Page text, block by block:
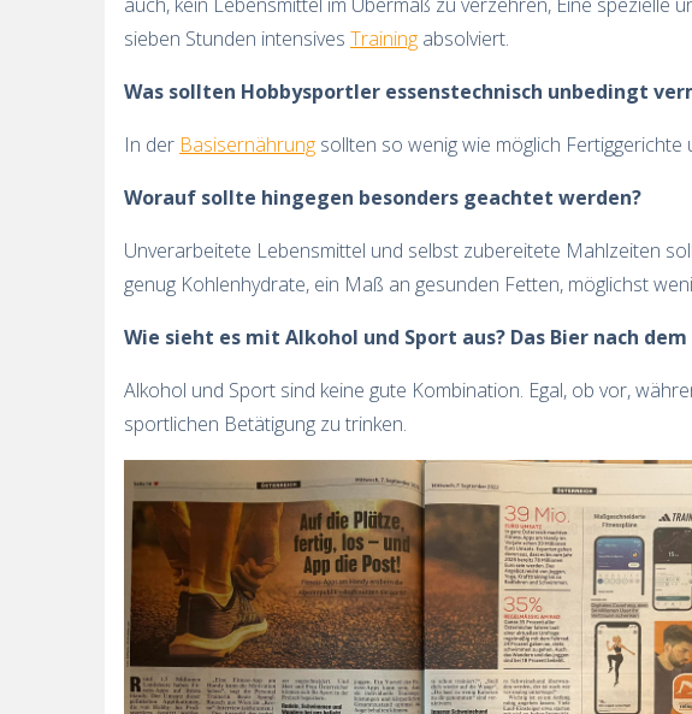
sieben Stunden intensives Training absolviert.
Was sollten Hobbysportler essenstechnisch unbedingt
In der Basisernährung sollten so wenig wie möglich
Worauf sollte hingegen besonders geachtet werden?
Unverarbeitete Lebensmittel und selbst zubereitete Mahlzeiten
genug Kohlenhydrate, ein Maß an gesunden Fetten, möglichst
Wie sieht es mit Alkohol und Sport aus? Das Bier nach
Alkohol und Sport sind keine gute Kombination. Egal, ob vor,
sportlichen Betätigung zu trinken.